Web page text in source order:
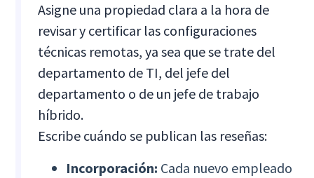
Asigne una propiedad clara a la hora de
revisar y certificar las configuraciones
técnicas remotas, ya sea que se trate del
departamento de TI, del jefe del
departamento o de un jefe de trabajo
híbrido.
Escribe cuándo se publican las reseñas:
Incorporación: Cada nuevo empleado